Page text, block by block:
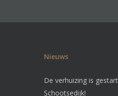
Nieuws
De verhuizing is
Schootsedijk!